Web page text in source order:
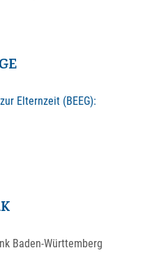
Elternzeit (BEEG):
Baden-Württemberg